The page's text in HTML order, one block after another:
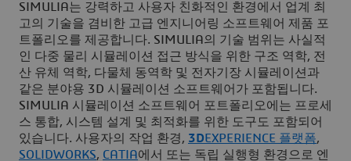
SIMULIA는 강력하고 사용자 친화적인 환경에서 업계 최
고의 기술을 겸비한 고급 엔지니어링 소프트웨어 제품 포
트폴리오를 제공합니다. SIMULIA의 기술 범위는 사실적
인 다중 물리 시뮬레이션 접근 방식을 위한 구조 역학, 전
산 유체 역학, 다물체 동역학 및 전자기장 시뮬레이션과
같은 분야용 3D 시뮬레이션 소프트웨어가 포함됩니다.
SIMULIA 시뮬레이션 소프트웨어 포트폴리오에는 프로세
스 통합, 시스템 설계 및 최적화를 위한 도구도 포함되어
있습니다. 사용자의 작업 환경, 3DEXPERIENCE 플랫폼,
SOLIDWORKS, CATIA에서 또는 독립 실행형 환경으로 엔